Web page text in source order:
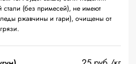
стали (без примесей), не имеют
ржавчины и гари), очищены от